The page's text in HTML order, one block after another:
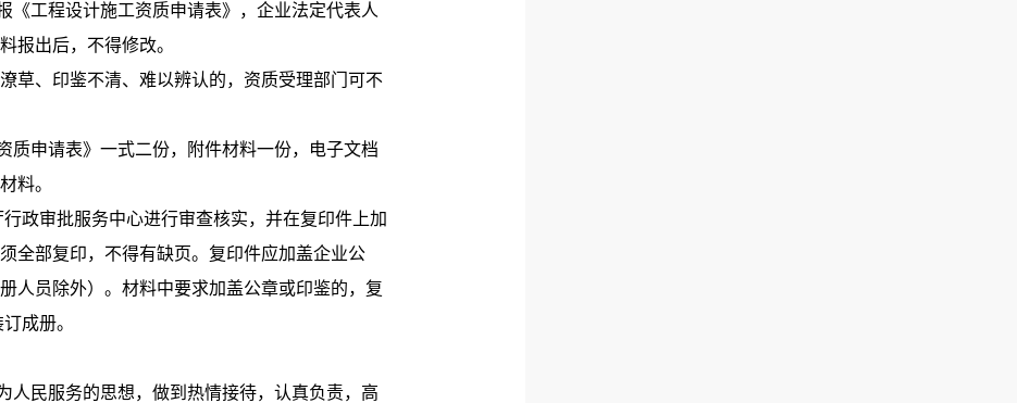
工程设计施工资质申请表》，企业法定代表人
报出后，不得修改。
草、印鉴不清、难以辨认的，资质受理部门可不
申请表》一式二份，附件材料一份，电子文档
料。
政审批服务中心进行审查核实，并在复印件上加
全部复印，不得有缺页。复印件应加盖企业公
人员除外）。材料中要求加盖公章或印鉴的，复
成册。
民服务的思想，做到热情接待，认真负责，高